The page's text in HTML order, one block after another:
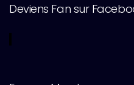
Deviens Fan sur